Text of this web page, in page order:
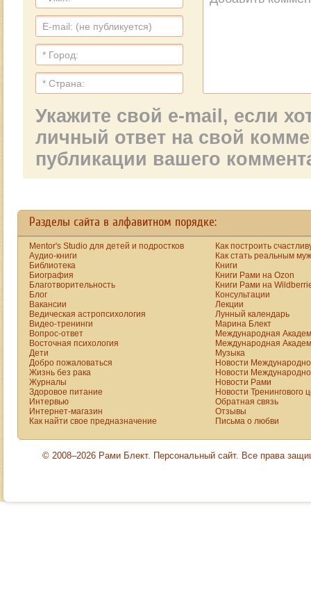
Укажите свой e-mail, если
личный ответ на свой
публикации вашего
Разделы сайта в алфавитном порядке:
Mentor's Studio для детей и подростков
Аудио-книги
Библиотека
Биография
Благотворительность
Блог
Вакансии
Ведическая астропсихология
Видео-тренинги
Вопрос-ответ
Восточная психология
Дети
Добро пожаловаться
Жизнь без рака
Журналы
Здоровое питание
Интервью
Интернет-магазин
Как найти свое предназначение
Как построить
Как стать реальным
Книги
Книги Рами на Ozon
Книги Рами на
Консультации
Лекции
Лунный календарь
Марина Блект
Международная
Международная
Музыка
Новости
Новости
Новости Рами
Новости Тренингового
Обратная связь
Отзывы
Письма о любви
© 2008–2026 Рами Блект. Персональный сайт. Все права